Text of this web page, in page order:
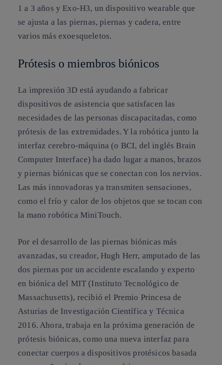
1 a 3 años y Exo-H3, un dispositivo wearable que
se ajusta a las piernas, piernas y cadera, entre
varios más exoesqueletos.
Prótesis o miembros biónicos
La impresión 3D está ayudando a fabricar
dispositivos de asistencia que satisfacen las
necesidades de las personas discapacitadas, como
prótesis de las extremidades. Y la robótica junto la
interfaz cerebro-máquina (o BCI, del inglés Brain
Computer Interface) ha dado lugar a manos, brazos
y piernas biónicas que se conectan con los nervios.
Las más innovadoras ya transmiten sensaciones,
como el frío y calor de los objetos que se tocan con
la mano robótica MiniTouch.
Por el desarrollo de las piernas biónicas más
avanzadas, su creador, Hugh Herr, amputado de las
dos piernas por un accidente escalando y experto
en biónica del MIT (Instituto Tecnológico de
Massachusetts), recibió el Premio Princesa de
Asturias de Investigación Científica y Técnica
2016. Ahora, trabaja en la próxima generación de
prótesis biónicas, como una nueva interfaz para
conectar cuerpos a dispositivos protésicos basada